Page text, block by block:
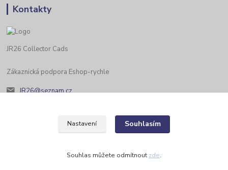
Kontakty
JR26 Collector Cads
Zákaznická podpora Eshop-rychle
JR26@seznam.cz
Nastavení Souhlasím
Souhlas můžete odmítnout zde.